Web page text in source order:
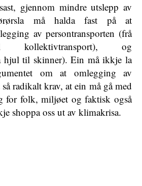
gjennom mindre utslepp av
må halda fast på at
av persontransporten (frå
kollektivtransport), og
hjul til skinner). Ein må ikkje la
om at omlegging av
radikalt krav, at ein må gå med
for folk, miljøet og faktisk også
shoppa oss ut av klimakrisa.